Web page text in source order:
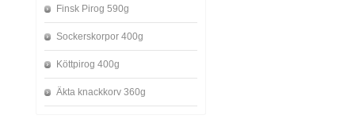
Finsk Pirog 590g
Sockerskorpor 400g
Köttpirog 400g
Äkta knackkorv 360g